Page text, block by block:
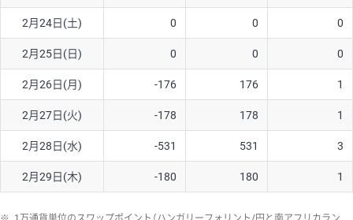
2月24日(土) 0 0 0
2月25日(日) 0 0 0
2月26日(月) -176 176 1
2月27日(火) -178 178 1
2月28日(水) -531 531 3
2月29日(木) -180 180 1